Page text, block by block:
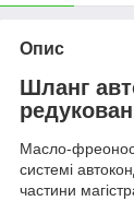
Опис
Шланг
Масло-
системі
частини